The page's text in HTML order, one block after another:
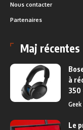
Nous contacter
Partenaires
Maj récentes
à
350
Le